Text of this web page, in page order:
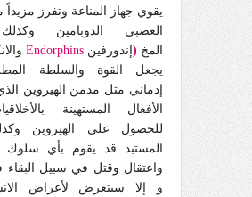
يقوي جهاز المناعة وتفرز
العصبي الدوبامين
المخ ( إندورفين Endorphins
يجعل القوة والسلطة
إدماني مثل مدمن الهيروين
الأفعال المستهينة
للحصول على الهيروين
المستبد قد يقوم بأي
واعتقال وقتل في سبيل
و إلا سيتعرض لأعراض